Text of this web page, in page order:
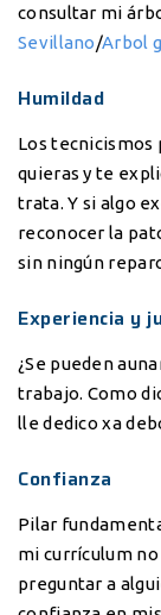
consultar mi
Sevillano/Arbol
Humildad
Los tecnicismos
quieras y te
trata. Y si algo
reconocer la
sin ningún
Experiencia y
¿Se pueden
trabajo. Como
lle dedico xa
Confianza
Pilar
mi currículum
preguntar a